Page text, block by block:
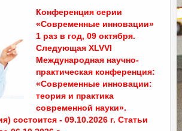
Конференция серии
«Современные инновации»
1 раз в год, 09 октября.
Следующая XLVVI
Международная научно-
практическая конференция:
«Современные инновации:
теория и практика
современной науки».
состоится - 09.10.2026 г. Статьи